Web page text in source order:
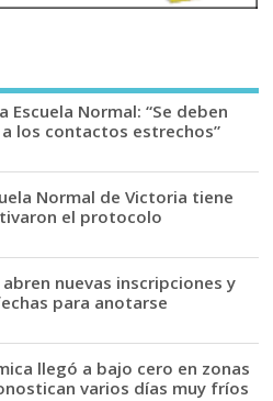
Escuela Normal: “Se deben
los contactos estrechos”
Normal de Victoria tiene
el protocolo
nuevas inscripciones y
para anotarse
llegó a bajo cero en zonas
varios días muy fríos